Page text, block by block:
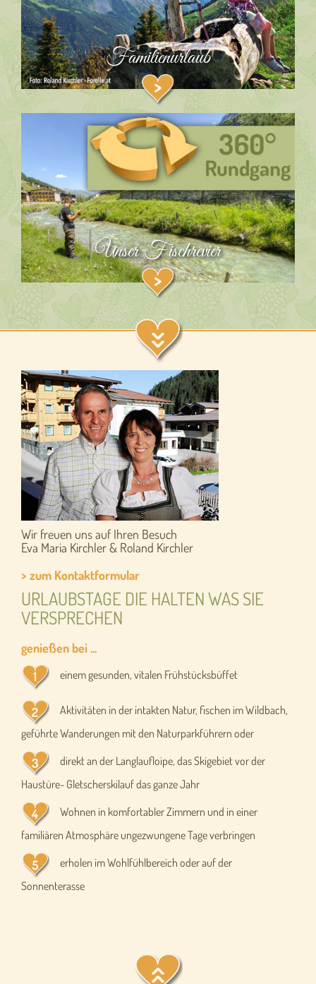
Familienurlaub
Unser Fischrevier
Wir freuen uns auf Ihren Besuch
Eva Maria Kirchler & Roland Kirchler
> zum Kontaktformular
URLAUBSTAGE DIE HALTEN WAS SIE
VERSPRECHEN
genießen bei ...
einem gesunden, vitalen Frühstücksbüffet
Aktivitäten in der intakten Natur, fischen im Wildbach,
geführte Wanderungen mit den Naturparkführern oder
direkt an der Langlaufloipe, das Skigebiet vor der
Haustüre- Gletscherskilauf das ganze Jahr
Wohnen in komfortabler Zimmern und in einer
familiären Atmosphäre ungezwungene Tage verbringen
erholen im Wohlfühlbereich oder auf der
Sonnenterasse